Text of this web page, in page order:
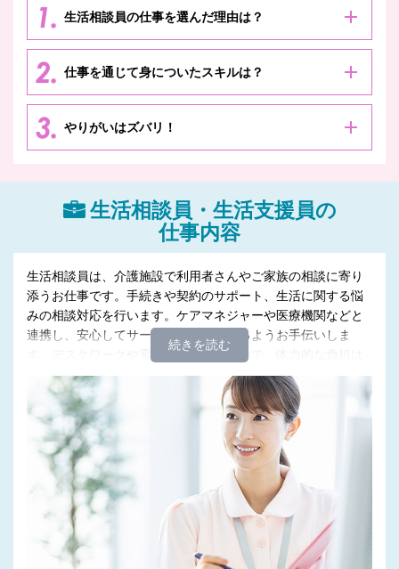
生活相談員の仕事を選んだ理由は？
仕事を通じて身についたスキルは？
やりがいはズバリ！
生活相談員・生活支援員の
仕事内容
生活相談員は、介護施設で利用者さんやご家族の相談に寄り
添うお仕事です。手続きや契約のサポート、生活に関する悩
みの相談対応を行います。ケアマネジャーや医療機関などと
連携し、安心してサービスを受けられるようお手伝いしま
す。デスクワークや電話対応が多めなので、体力的な負担は
少なめです。
生活支援員は、障がいのある方が安心して暮らせるよう、日
常生活や社会参加をサポートします。食事や入浴のお手伝
い、家事や金銭管理の助言、レクリエーションの企画など、
幅広い支援を行います。一人ひとりに合わせた支援計画に沿
って、利用者さんの成長を一緒に見守るやりがいのあるお仕
事です。